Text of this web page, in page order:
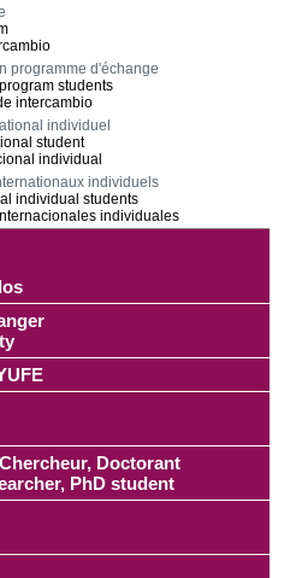
programme d'échange
students
intercambio
individuel
student
individual
individuels
individual students
individuales
Doctorant
PhD student